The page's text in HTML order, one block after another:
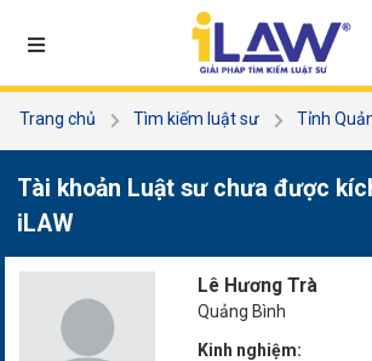
Trang chủ Tìm kiếm luật sư
Tỉnh
Tài khoản Luật sư chưa được
iLAW
Lê Hương Trà
Quảng Bình
Kinh nghiệm: